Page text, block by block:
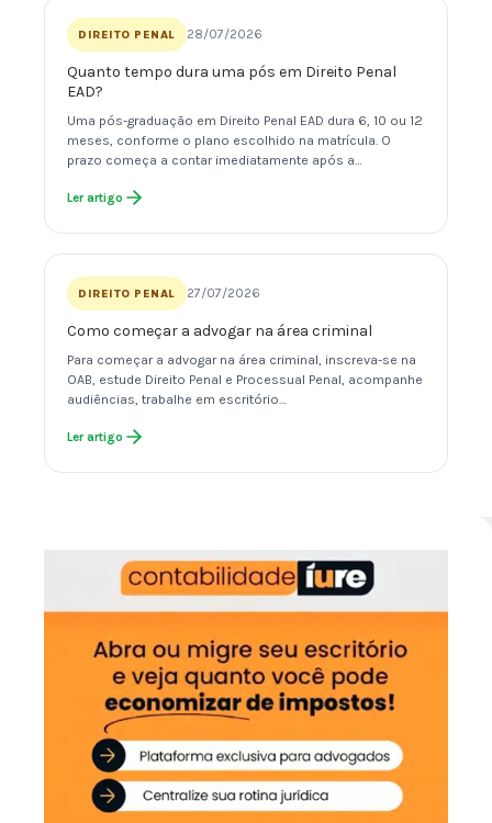
DIREITO PENAL 28/07/2026
Quanto tempo dura uma pós em Direito Penal
EAD?
Uma pós-graduação em Direito Penal EAD dura 6, 10 ou 12
meses, conforme o plano escolhido na matrícula. O
prazo começa a contar imediatamente após a…
Ler artigo
DIREITO PENAL 27/07/2026
Como começar a advogar na área criminal
Para começar a advogar na área criminal, inscreva-se na
OAB, estude Direito Penal e Processual Penal, acompanhe
audiências, trabalhe em escritório…
Ler artigo